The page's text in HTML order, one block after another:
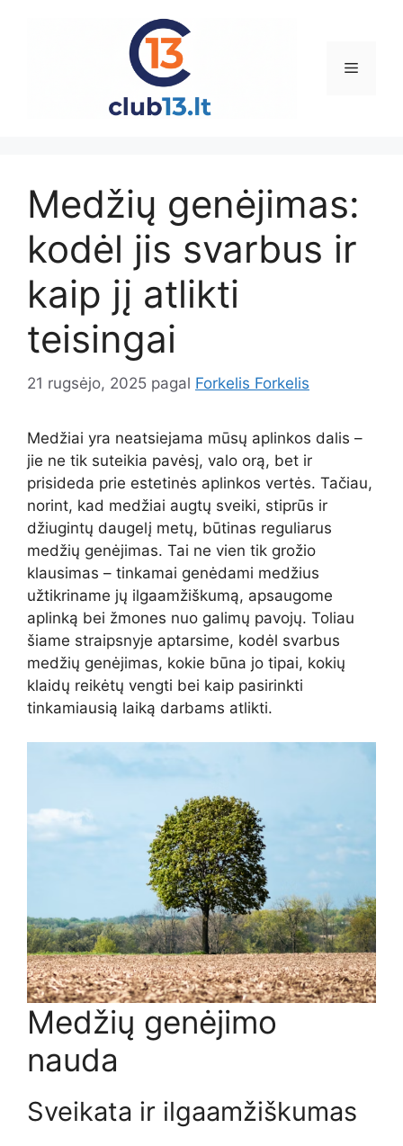
Meniu
Medžių genėjimas:
kodėl jis svarbus ir
kaip jį atlikti
teisingai
21 rugsėjo, 2025 pagal Forkelis Forkelis
Medžiai yra neatsiejama mūsų aplinkos dalis –
jie ne tik suteikia pavėsį, valo orą, bet ir
prisideda prie estetinės aplinkos vertės. Tačiau,
norint, kad medžiai augtų sveiki, stiprūs ir
džiugintų daugelį metų, būtinas reguliarus
medžių genėjimas. Tai ne vien tik grožio
klausimas – tinkamai genėdami medžius
užtikriname jų ilgaamžiškumą, apsaugome
aplinką bei žmones nuo galimų pavojų. Toliau
šiame straipsnyje aptarsime, kodėl svarbus
medžių genėjimas, kokie būna jo tipai, kokių
klaidų reikėtų vengti bei kaip pasirinkti
tinkamiausią laiką darbams atlikti.
Medžių genėjimo
nauda
Sveikata ir ilgaamžiškumas